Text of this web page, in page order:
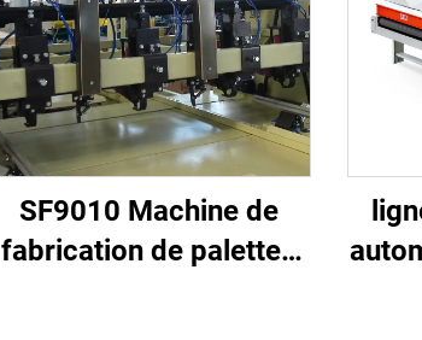
SF9010 Machine de
fabrication de palettes